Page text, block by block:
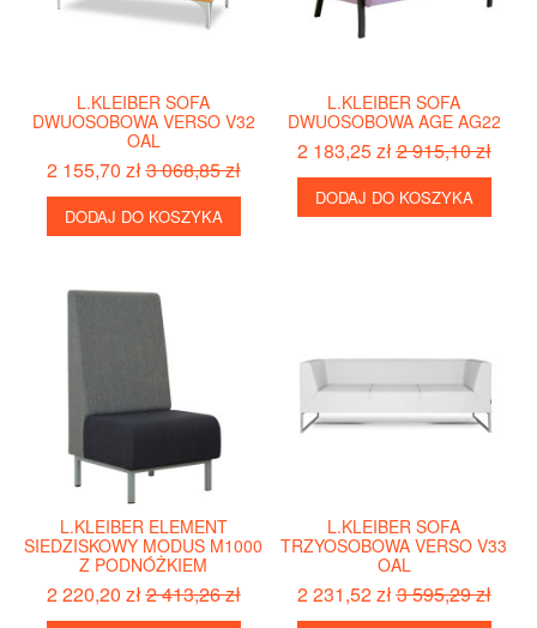
L.KLEIBER SOFA
DWUOSOBOWA VERSO V32
OAL
2 155,70 zł3 068,85 zł
DODAJ DO KOSZYKA
L.KLEIBER SOFA
DWUOSOBOWA AGE AG22
2 183,25 zł2 915,10 zł
DODAJ DO KOSZYKA
L.KLEIBER ELEMENT
SIEDZISKOWY MODUS M1000
Z PODNÓŻKIEM
2 220,20 zł2 413,26 zł
L.KLEIBER SOFA
TRZYOSOBOWA VERSO V33
OAL
2 231,52 zł3 595,29 zł